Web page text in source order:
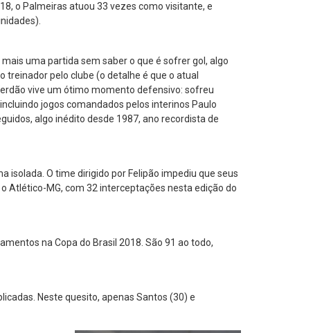
o Palmeiras atuou 33 vezes como visitante, e
uma partida sem saber o que é sofrer gol, algo
treinador pelo clube (o detalhe é que o atual
vive um ótimo momento defensivo: sofreu
jogos comandados pelos interinos Paulo
algo inédito desde 1987, ano recordista de
isolada. O time dirigido por Felipão impediu que seus
Atlético-MG, com 32 interceptações nesta edição do
na Copa do Brasil 2018. São 91 ao todo,
Neste quesito, apenas Santos (30) e